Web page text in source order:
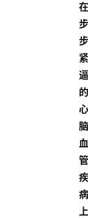
在
步
步
紧
逼
的
心
脑
血
管
疾
病
上